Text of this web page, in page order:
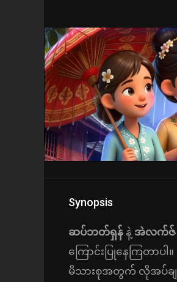
Synopsis
ဆပ်ဘတ်ရှန် နဲ့ အဲလက်ဇ်
ကြောင်းပြုနေကြတာပ
မိသားစုအတွက် လိုအပ်ခ